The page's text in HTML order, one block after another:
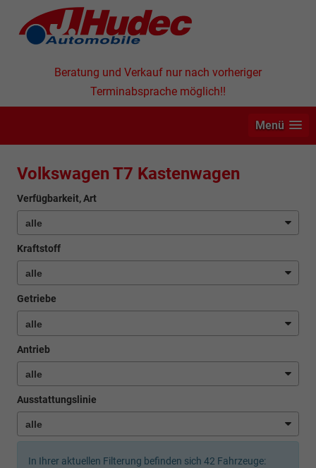
Beratung und Verkauf nur nach vorheriger
Terminabsprache möglich!!
Menü
Volkswagen T7 Kastenwagen
Verfügbarkeit, Art
Kraftstoff
Getriebe
Antrieb
Ausstattungslinie
In Ihrer aktuellen Filterung befinden sich 42 Fahrzeuge: